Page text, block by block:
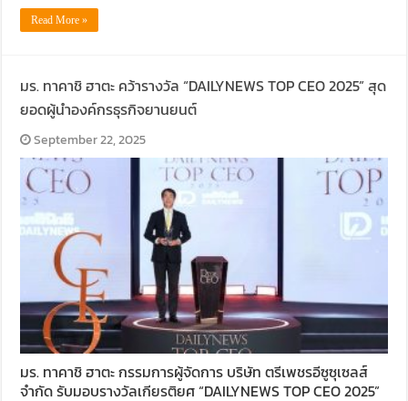
Read More »
มร. ทาคาชิ ฮาตะ คว้ารางวัล “DAILYNEWS TOP CEO 2025” สุด
ยอดผู้นำองค์กรธุรกิจยานยนต์
September 22, 2025
มร. ทาคาชิ ฮาตะ กรรมการผู้จัดการ บริษัท ตรีเพชรอีซูซุเซลส์
จำกัด รับมอบรางวัลเกียรติยศ “DAILYNEWS TOP CEO 2025”